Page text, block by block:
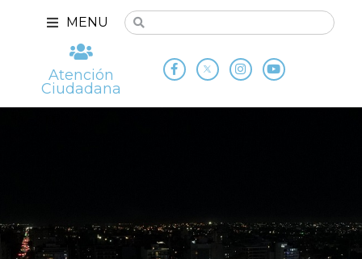
MENU
Atención
Ciudadana